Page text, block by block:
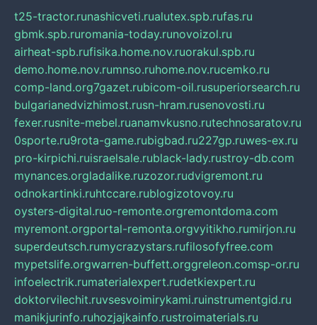
t25-tractor.runashicveti.rualutex.spb.rufas.ru
gbmk.spb.ruromania-today.runovoizol.ru
airheat-spb.rufisika.home.nov.ruorakul.spb.ru
demo.home.nov.rumnso.ruhome.nov.rucemko.ru
comp-land.org7gazet.rubicom-oil.rusuperiorsearch.ru
bulgarianedvizhimost.rusn-hram.rusenovosti.ru
fexer.rusnite-mebel.ruanamvkusno.rutechnosaratov.ru
0sporte.ru9rota-game.rubigbad.ru227gp.ruwes-ex.ru
pro-kirpichi.ruisraelsale.rublack-lady.rustroy-db.com
mynances.orgladalike.ruzozor.rudvigremont.ru
odnokartinki.ruhtccare.rublogizotovoy.ru
oysters-digital.ruo-remonte.orgremontdoma.com
myremont.orgportal-remonta.orgvyitikho.rumirjon.ru
superdeutsch.rumycrazystars.rufilosofyfree.com
mypetslife.orgwarren-buffett.orggreleon.comsp-or.ru
infoelectrik.rumaterialexpert.rudetkiexpert.ru
doktorvilechit.ruvsesvoimirykami.ruinstrumentgid.ru
manikjurinfo.ruhozjajkainfo.rustroimaterials.ru